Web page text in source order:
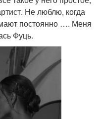
Не люблю, когда
постоянно …. Меня
Фуць.